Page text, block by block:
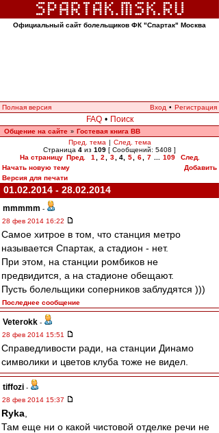
Официальный сайт болельщиков ФК "Спартак" Москва
Полная версия Вход • Регистрация
FAQ • Поиск
Общение на сайте » Гостевая книга ВВ
Пред. тема | След. тема
Страница 4 из 109 [ Сообщений: 5408 ]
На страницу Пред. 1 2 3 4, 5 6 7 109
След.
Начать новую тему
Добавить
Версия для печати
01.02.2014 - 28.02.2014
mmmmm -
28 фев 2014 16:22
Самое хитрое в том, что станция метро
называется Спартак, а стадион - нет.
При этом, на станции ромбиков не
предвидится, а на стадионе обещают.
Пусть болельщики соперников заблудятся )))
Последнее сообщение
Veterokk -
28 фев 2014 15:51
Справедливости ради, на станции Динамо
символики и цветов клуба тоже не видел.
tiffozi -
28 фев 2014 15:37
Ryka
Там еще ни о какой чистовой отделке речи не